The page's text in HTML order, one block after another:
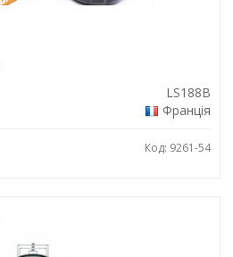
LS188B
Франція
Код: 9261-54